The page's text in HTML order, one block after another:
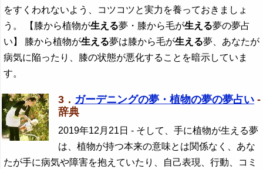
をすくわれないよう、コツコツと実力を養っておきましょ
う。 【膝から植物が生える夢・膝から毛が生える夢の夢占
い】 膝から植物が生える夢は膝から毛が生える夢、あなたが
病気に陥ったり、膝の状態が悪化することを暗示していま
す。
3． ガーデニングの夢・植物の夢の夢占い -
辞典
2019年12月21日 - そして、手に植物が生える夢
は、植物が持つ本来の意味とは関係なく、あな
たが手に病気や障害を抱えていたり、自己表現、行動、コミ